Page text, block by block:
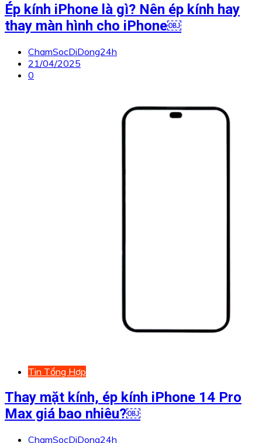
Ép kính iPhone là gì? Nên ép kính hay
thay màn hình cho iPhone￼
ChamSocDiDong24h
21/04/2025
0
Tin Tổng Hợp
Thay mặt kính, ép kính iPhone 14 Pro
Max giá bao nhiêu?￼
ChamSocDiDong24h